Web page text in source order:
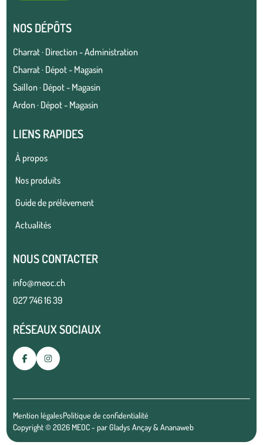
NOS DÉPÔTS
Charrat · Direction - Administration
Charrat · Dépot - Magasin
Saillon · Dépot - Magasin
Ardon · Dépot - Magasin
LIENS RAPIDES
À propos
Nos produits
Guide de prélèvement
Actualités
NOUS CONTACTER
info@meoc.ch
027 746 16 39
RÉSEAUX SOCIAUX
Mention légalesPolitique de confidentialité
Copyright © 2026 MEOC - parGladys Ançay&Ananaweb